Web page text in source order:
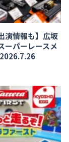
情報も】広坂
ーパーレースメ